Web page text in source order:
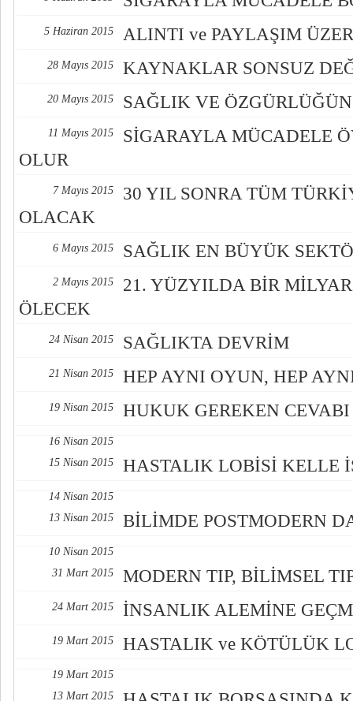
5 Haziran 2015 ALINTI ve PAYLAŞIM
28 Mayıs 2015 KAYNAKLAR SONSUZ
20 Mayıs 2015 SAĞLIK VE
11 Mayıs 2015
SİGARAYLA MÜCADELE
OLUR
7 Mayıs 2015
30 YIL SONRA TÜM
OLACAK
6 Mayıs 2015 SAĞLIK EN BÜYÜK
2 Mayıs 2015
21. YÜZYILDA BİR
ÖLECEK
24 Nisan 2015 SAĞLIKTA DEVRİM
21 Nisan 2015 HEP AYNI OYUN, HEP
19 Nisan 2015 HUKUK GEREKEN
16 Nisan 2015
15 Nisan 2015
HASTALIK LOBİSİ KELLE
14 Nisan 2015
13 Nisan 2015
BİLİMDE POSTMODERN
10 Nisan 2015
31 Mart 2015
MODERN TIP, BİLİMSEL
24 Mart 2015 İNSANLIK ALEMİNE
19 Mart 2015 HASTALIK ve KÖTÜLÜK
19 Mart 2015
13 Mart 2015